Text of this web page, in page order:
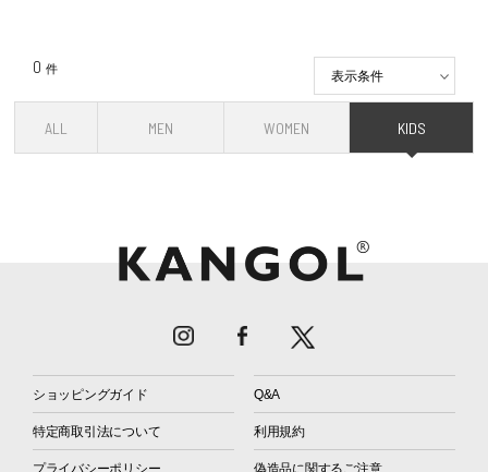
0 件 表示条件
ALL MEN WOMEN KIDS
ショッピングガイド Q&A
特定商取引法について 利用規約
プライバシーポリシー 偽造品に関するご注意